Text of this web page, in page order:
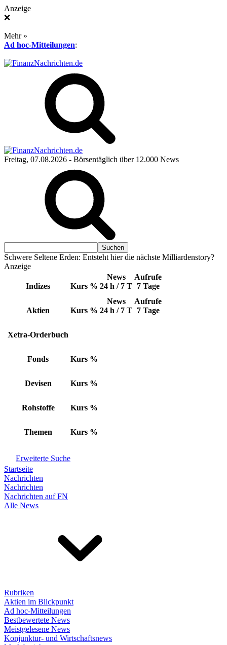
Anzeige
❌
Mehr »
Ad hoc-Mitteilungen:
Freitag, 07.08.2026 - Börsentäglich über 12.000 News
Schwere Seltene Erden: Entsteht hier die nächste Milliardenstory?
Anzeige
Indizes Kurs %
News
24 h / 7 T
Aufrufe
7 Tage
Aktien Kurs %
News
24 h / 7 T
Aufrufe
7 Tage
Xetra-Orderbuch
Fonds Kurs %
Devisen Kurs %
Rohstoffe Kurs %
Themen Kurs %
Erweiterte Suche
Startseite
Nachrichten
Nachrichten
Nachrichten auf FN
Alle News
Rubriken
Aktien im Blickpunkt
Ad hoc-Mitteilungen
Bestbewertete News
Meistgelesene News
Konjunktur- und Wirtschaftsnews